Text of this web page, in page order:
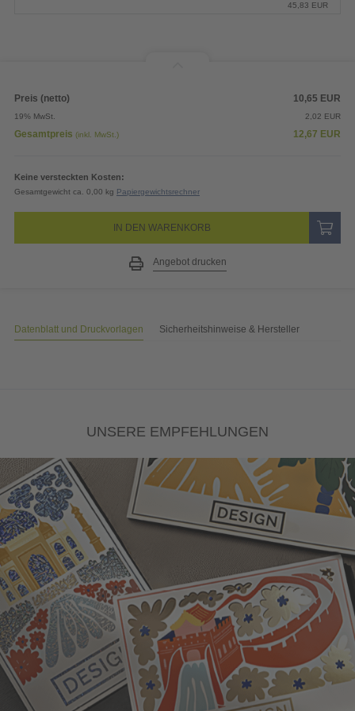
45,83 EUR
Preis (netto) 10,65 EUR
19% MwSt. 2,02 EUR
Gesamtpreis (inkl. MwSt.) 12,67 EUR
Keine versteckten Kosten:
Gesamtgewicht ca. 0,00 kg Papiergewichtsrechner
IN DEN WARENKORB
Angebot drucken
Datenblatt und Druckvorlagen Sicherheitshinweise & Hersteller
UNSERE EMPFEHLUNGEN